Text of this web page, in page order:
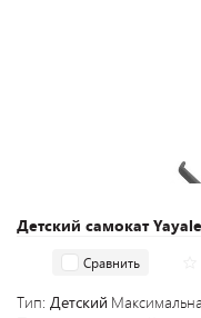
Детский самокат
Сравнить
Тип: Детский